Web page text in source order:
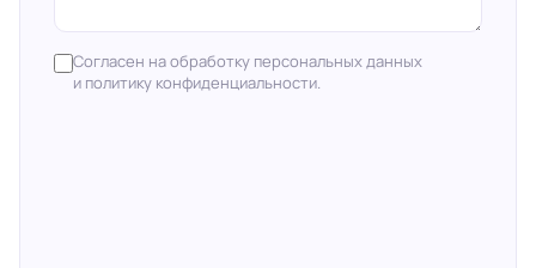
Согласен на обработку персональных данных
и политику конфиденциальности.